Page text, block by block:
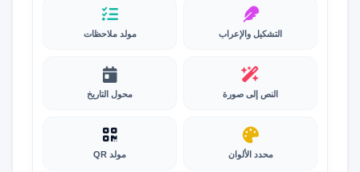
التشكيل والإعراب مولد ملاحظات
النص إلى صورة محول التاريخ
محدد الألوان مولد QR